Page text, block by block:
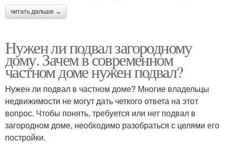
читать дальше →
Нужен ли подвал загородному
дому. Зачем в современном
частном доме нужен подвал?
Нужен ли подвал в частном доме? Многие владельцы
недвижимости не могут дать четкого ответа на этот
вопрос. Чтобы понять, требуется или нет подвал в
загородном доме, необходимо разобраться с целями его
постройки.